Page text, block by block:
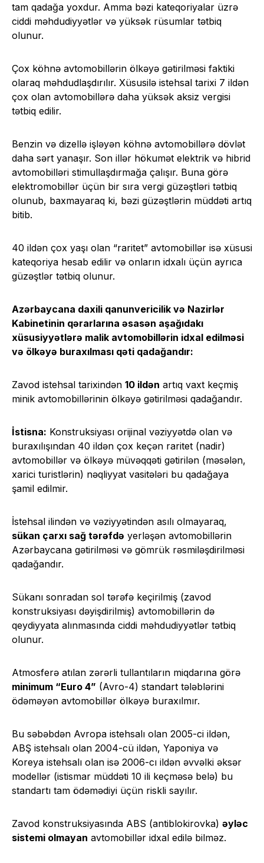
tam qadağa yoxdur. Amma bəzi kateqoriyalar üzrə
ciddi məhdudiyyətlər və yüksək rüsumlar tətbiq
olunur.
Çox köhnə avtomobillərin ölkəyə gətirilməsi faktiki
olaraq məhdudlaşdırılır. Xüsusilə istehsal tarixi 7 ildən
çox olan avtomobillərə daha yüksək aksiz vergisi
tətbiq edilir.
Benzin və dizellə işləyən köhnə avtomobillərə dövlət
daha sərt yanaşır. Son illər hökumət elektrik və hibrid
avtomobilləri stimullaşdırmağa çalışır. Buna görə
elektromobillər üçün bir sıra vergi güzəştləri tətbiq
olunub, baxmayaraq ki, bəzi güzəştlərin müddəti artıq
bitib.
40 ildən çox yaşı olan “raritet” avtomobillər isə xüsusi
kateqoriya hesab edilir və onların idxalı üçün ayrıca
güzəştlər tətbiq olunur.
Azərbaycana daxili qanunvericilik və Nazirlər
Kabinetinin qərarlarına əsasən aşağıdakı
xüsusiyyətlərə malik avtomobillərin idxal edilməsi
və ölkəyə buraxılması qəti qadağandır:
Zavod istehsal tarixindən 10 ildən artıq vaxt keçmiş
minik avtomobillərinin ölkəyə gətirilməsi qadağandır.
İstisna: Konstruksiyası orijinal vəziyyətdə olan və
buraxılışından 40 ildən çox keçən raritet (nadir)
avtomobillər və ölkəyə müvəqqəti gətirilən (məsələn,
xarici turistlərin) nəqliyyat vasitələri bu qadağaya
şamil edilmir.
İstehsal ilindən və vəziyyətindən asılı olmayaraq,
sükan çarxı sağ tərəfdə yerləşən avtomobillərin
Azərbaycana gətirilməsi və gömrük rəsmiləşdirilməsi
qadağandır.
Sükanı sonradan sol tərəfə keçirilmiş (zavod
konstruksiyası dəyişdirilmiş) avtomobillərin də
qeydiyyata alınmasında ciddi məhdudiyyətlər tətbiq
olunur.
Atmosferə atılan zərərli tullantıların miqdarına görə
minimum “Euro 4” (Avro-4) standart tələblərini
ödəməyən avtomobillər ölkəyə buraxılmır.
Bu səbəbdən Avropa istehsalı olan 2005-ci ildən,
ABŞ istehsalı olan 2004-cü ildən, Yaponiya və
Koreya istehsalı olan isə 2006-cı ildən əvvəlki əksər
modellər (istismar müddəti 10 ili keçməsə belə) bu
standartı tam ödəmədiyi üçün riskli sayılır.
Zavod konstruksiyasında ABS (antiblokirovka) əyləc
sistemi olmayan avtomobillər idxal edilə bilməz.